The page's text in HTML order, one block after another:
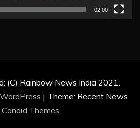
02:00
(C) Rainbow News India 2021.
| Theme: Recent News
Candid Themes.